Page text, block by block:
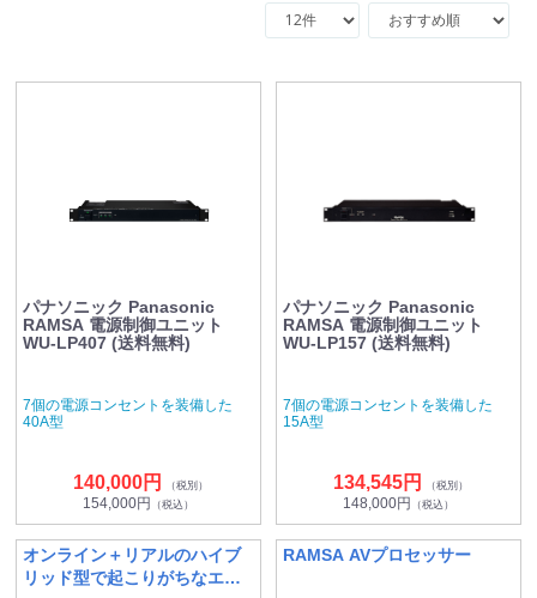
パナソニック Panasonic
RAMSA 電源制御ユニット
WU-LP407 (送料無料)
7個の電源コンセントを装備した
40A型
140,000円 （税別）
154,000円 （税込）
パナソニック Panasonic
RAMSA 電源制御ユニット
WU-LP157 (送料無料)
7個の電源コンセントを装備した
15A型
134,545円 （税別）
148,000円 （税込）
オンライン＋リアルのハイブ
リッド型で起こりがちなエコ
RAMSA AVプロセッサー